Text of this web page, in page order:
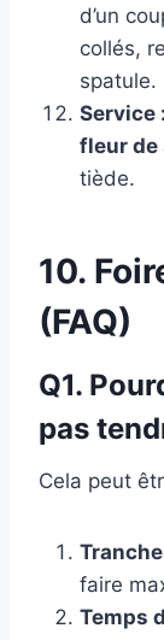
d’un
collés,
spatule.
Service :
fleur de
tiède.
10.
(FAQ)
Q1.
pas
Cela peut
faire
Temps